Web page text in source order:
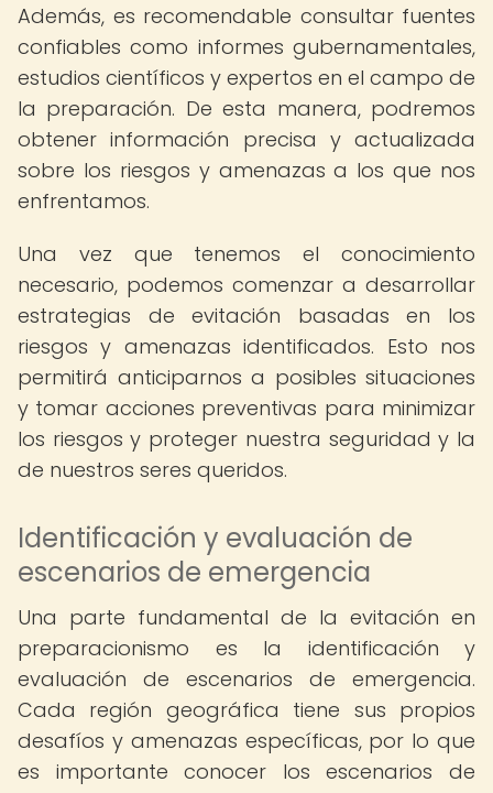
Además, es recomendable consultar fuentes
confiables como informes gubernamentales,
estudios científicos y expertos en el campo de
la preparación. De esta manera, podremos
obtener información precisa y actualizada
sobre los riesgos y amenazas a los que nos
enfrentamos.
Una vez que tenemos el conocimiento
necesario, podemos comenzar a desarrollar
estrategias de evitación basadas en los
riesgos y amenazas identificados. Esto nos
permitirá anticiparnos a posibles situaciones
y tomar acciones preventivas para minimizar
los riesgos y proteger nuestra seguridad y la
de nuestros seres queridos.
Identificación y evaluación de
escenarios de emergencia
Una parte fundamental de la evitación en
preparacionismo es la identificación y
evaluación de escenarios de emergencia.
Cada región geográfica tiene sus propios
desafíos y amenazas específicas, por lo que
es importante conocer los escenarios de